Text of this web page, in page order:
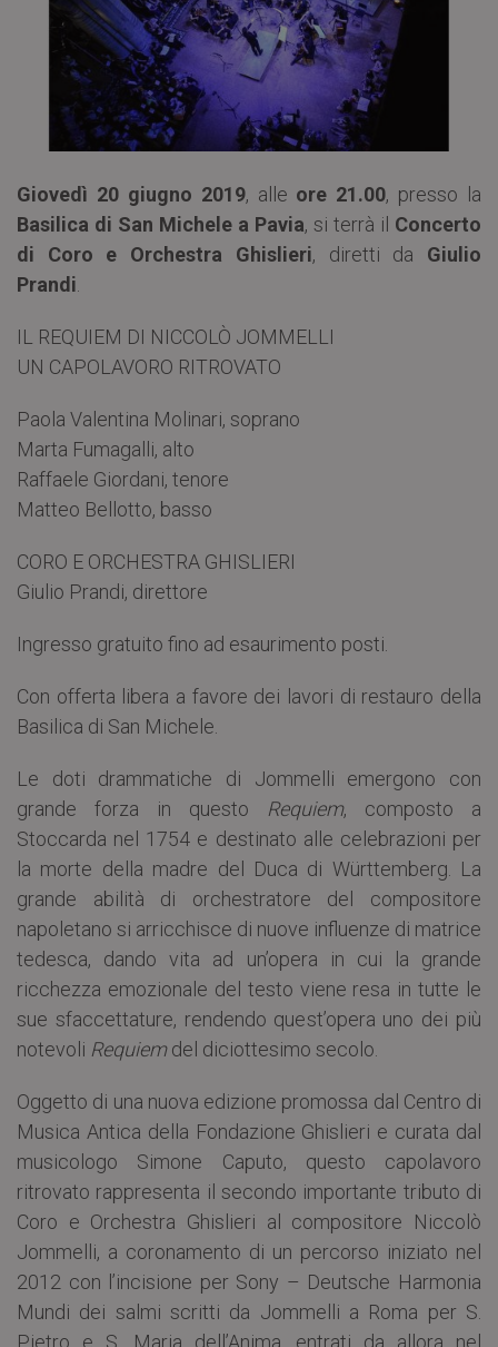
Giovedì 20 giugno 2019, alle ore 21.00, presso la
Basilica di San Michele a Pavia, si terrà il Concerto
di Coro e Orchestra Ghislieri, diretti da Giulio
Prandi
IL REQUIEM DI NICCOLÒ JOMMELLI
UN CAPOLAVORO RITROVATO
Paola Valentina Molinari, soprano
Marta Fumagalli, alto
Raffaele Giordani, tenore
Matteo Bellotto, basso
CORO E ORCHESTRA GHISLIERI
Giulio Prandi, direttore
Ingresso gratuito fino ad esaurimento posti.
Con offerta libera a favore dei lavori di restauro della
Basilica di San Michele.
Le doti drammatiche di Jommelli emergono con
grande forza in questo Requiem, composto a
Stoccarda nel 1754 e destinato alle celebrazioni per
la morte della madre del Duca di Württemberg. La
grande abilità di orchestratore del compositore
napoletano si arricchisce di nuove influenze di matrice
tedesca, dando vita ad un’opera in cui la grande
ricchezza emozionale del testo viene resa in tutte le
sue sfaccettature, rendendo quest’opera uno dei più
notevoli Requiemdel diciottesimo secolo.
Oggetto di una nuova edizione promossa dal Centro di
Musica Antica della Fondazione Ghislieri e curata dal
musicologo Simone Caputo, questo capolavoro
ritrovato rappresenta il secondo importante tributo di
Coro e Orchestra Ghislieri al compositore Niccolò
Jommelli, a coronamento di un percorso iniziato nel
2012 con l’incisione per Sony – Deutsche Harmonia
Mundi dei salmi scritti da Jommelli a Roma per S.
Pietro e S. Maria dell’Anima, entrati da allora nel